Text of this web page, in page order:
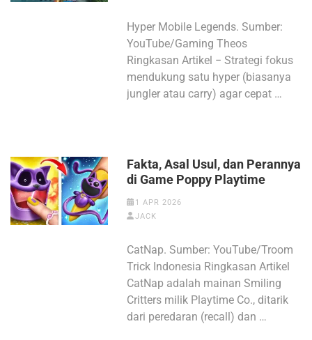
Hyper Mobile Legends. Sumber:
YouTube/Gaming Theos
Ringkasan Artikel − Strategi fokus
mendukung satu hyper (biasanya
jungler atau carry) agar cepat …
Fakta, Asal Usul, dan Perannya
di Game Poppy Playtime
1 APR 2026
JACK
CatNap. Sumber: YouTube/Troom
Trick Indonesia Ringkasan Artikel
CatNap adalah mainan Smiling
Critters milik Playtime Co., ditarik
dari peredaran (recall) dan …